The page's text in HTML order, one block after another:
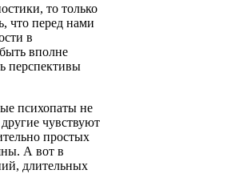
то только
что перед нами
в
вполне
перспективы
психопаты не
чувствуют
простых
А вот в
длительных